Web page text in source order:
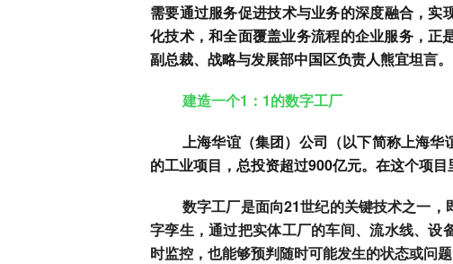
需要通过服务促进技术与业务的深度融合，实
化技术，和全面覆盖业务流程的企业服务，正
副总裁、战略与发展部中国区负责人熊宜坦言。
建造一个1：1的数字工厂
上海华谊（集团）公司（以下简称上海
的工业项目，总投资超过900亿元。在这个项目
数字工厂是面向21世纪的关键技术之一
字孪生，通过把实体工厂的车间、流水线、
时监控，也能够预判随时可能发生的状态或问题